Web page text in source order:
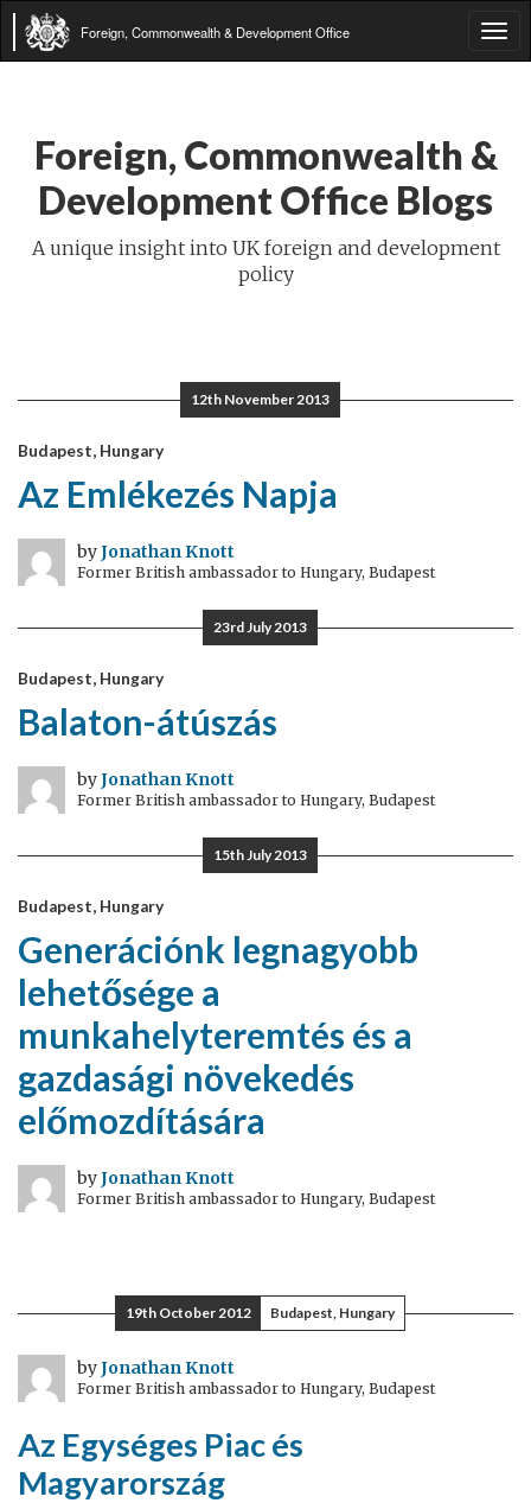
Foreign, Commonwealth & Development Office
Foreign, Commonwealth &
Development Office Blogs
A unique insight into UK foreign and development
policy
12th November 2013
Budapest, Hungary
Az Emlékezés Napja
byJonathan Knott
Former British ambassador to Hungary, Budapest
23rd July 2013
Budapest, Hungary
Balaton-átúszás
byJonathan Knott
Former British ambassador to Hungary, Budapest
15th July 2013
Budapest, Hungary
Generációnk legnagyobb
lehetősége a
munkahelyteremtés és a
gazdasági növekedés
előmozdítására
byJonathan Knott
Former British ambassador to Hungary, Budapest
19th October 2012 Budapest, Hungary
byJonathan Knott
Former British ambassador to Hungary, Budapest
Az Egységes Piac és
Magyarország